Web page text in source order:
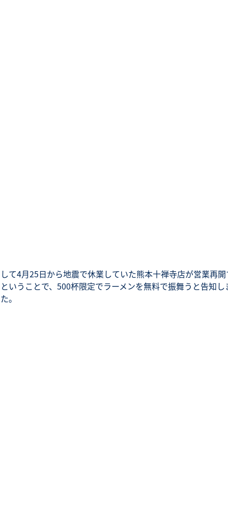
て4月25日から地震で休業していた熊本十禅寺店が営業再
いうことで、500杯限定でラーメンを無料で振舞うと告知し
。